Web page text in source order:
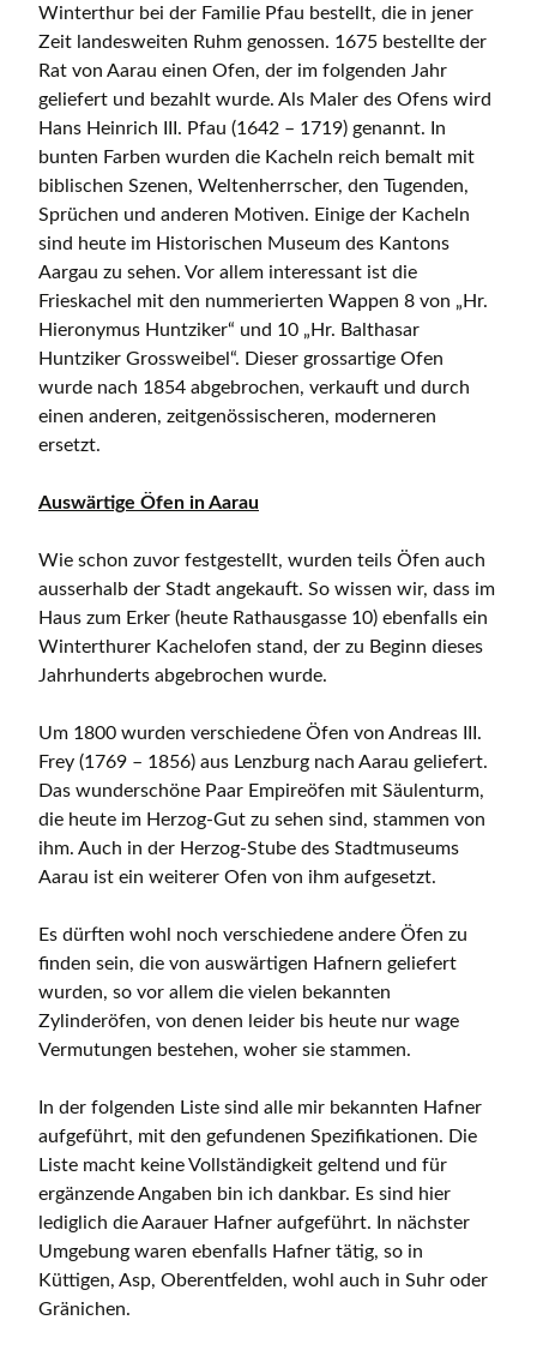
Winterthur bei der Familie Pfau bestellt, die in jener
Zeit landesweiten Ruhm genossen. 1675 bestellte der
Rat von Aarau einen Ofen, der im folgenden Jahr
geliefert und bezahlt wurde. Als Maler des Ofens wird
Hans Heinrich III. Pfau (1642 – 1719) genannt. In
bunten Farben wurden die Kacheln reich bemalt mit
biblischen Szenen, Weltenherrscher, den Tugenden,
Sprüchen und anderen Motiven. Einige der Kacheln
sind heute im Historischen Museum des Kantons
Aargau zu sehen. Vor allem interessant ist die
Frieskachel mit den nummerierten Wappen 8 von „Hr.
Hieronymus Huntziker“ und 10 „Hr. Balthasar
Huntziker Grossweibel“. Dieser grossartige Ofen
wurde nach 1854 abgebrochen, verkauft und durch
einen anderen, zeitgenössischeren, moderneren
ersetzt.
Auswärtige Öfen in Aarau
Wie schon zuvor festgestellt, wurden teils Öfen auch
ausserhalb der Stadt angekauft. So wissen wir, dass im
Haus zum Erker (heute Rathausgasse 10) ebenfalls ein
Winterthurer Kachelofen stand, der zu Beginn dieses
Jahrhunderts abgebrochen wurde.
Um 1800 wurden verschiedene Öfen von Andreas III.
Frey (1769 – 1856) aus Lenzburg nach Aarau geliefert.
Das wunderschöne Paar Empireöfen mit Säulenturm,
die heute im Herzog-Gut zu sehen sind, stammen von
ihm. Auch in der Herzog-Stube des Stadtmuseums
Aarau ist ein weiterer Ofen von ihm aufgesetzt.
Es dürften wohl noch verschiedene andere Öfen zu
finden sein, die von auswärtigen Hafnern geliefert
wurden, so vor allem die vielen bekannten
Zylinderöfen, von denen leider bis heute nur wage
Vermutungen bestehen, woher sie stammen.
In der folgenden Liste sind alle mir bekannten Hafner
aufgeführt, mit den gefundenen Spezifikationen. Die
Liste macht keine Vollständigkeit geltend und für
ergänzende Angaben bin ich dankbar. Es sind hier
lediglich die Aarauer Hafner aufgeführt. In nächster
Umgebung waren ebenfalls Hafner tätig, so in
Küttigen, Asp, Oberentfelden, wohl auch in Suhr oder
Gränichen.